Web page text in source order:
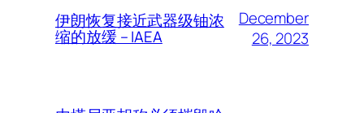
伊朗恢复接近武器级铀浓
缩的放缓 – IAEA
December
26, 2023